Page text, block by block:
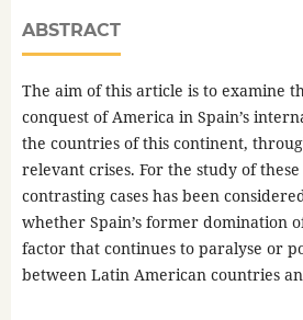
ABSTRACT
The aim of this article is to examine
conquest of America in Spain’s
the countries of this continent,
relevant crises. For the study of
contrasting cases has been
whether Spain’s former domination
factor that continues to paralyse or
between Latin American countries